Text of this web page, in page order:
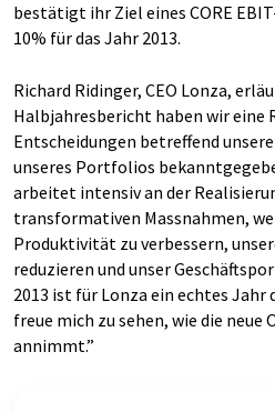
bestätigt ihr Ziel eines CORE
10% für das Jahr 2013.
Richard Ridinger, CEO Lonza,
Halbjahresbericht haben wir eine
Entscheidungen betreffend
unseres Portfolios
arbeitet intensiv an der
transformativen Massnahmen,
Produktivität zu verbessern,
reduzieren und unser
2013 ist für Lonza ein echtes Jahr
freue mich zu sehen, wie die neue
annimmt.”